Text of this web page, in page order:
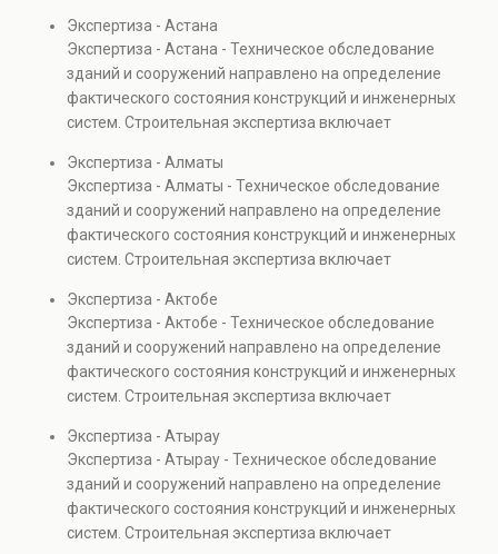
перспективе.
безопасности
эксплуатации
строительных объектов.
элементов и оценку эксплуатационной безопасности.
Услуга востребована при покупке недвижимости,
капитальном ремонте и реконструкции объектов, а
также при судебных разбирательствах и технических
проверках.
Экспертиза - Астана
Экспертиза - Астана - Техническое обследование
зданий и сооружений направлено на определение
фактического состояния конструкций и инженерных
систем. Строительная экспертиза включает
элементов и оценку эксплуатационной безопасности.
Услуга востребована при покупке недвижимости,
капитальном ремонте и реконструкции объектов, а
также при судебных разбирательствах и технических
проверках.
Экспертиза - Алматы
Экспертиза - Алматы - Техническое обследование
зданий и сооружений направлено на определение
фактического состояния конструкций и инженерных
систем. Строительная экспертиза включает
элементов и оценку эксплуатационной безопасности.
Услуга востребована при покупке недвижимости,
капитальном ремонте и реконструкции объектов, а
также при судебных разбирательствах и технических
проверках.
Экспертиза - Актобе
Экспертиза - Актобе - Техническое обследование
зданий и сооружений направлено на определение
фактического состояния конструкций и инженерных
систем. Строительная экспертиза включает
элементов и оценку эксплуатационной безопасности.
Услуга востребована при покупке недвижимости,
капитальном ремонте и реконструкции объектов, а
также при судебных разбирательствах и технических
проверках.
Экспертиза - Атырау
Экспертиза - Атырау - Техническое обследование
зданий и сооружений направлено на определение
фактического состояния конструкций и инженерных
систем. Строительная экспертиза включает